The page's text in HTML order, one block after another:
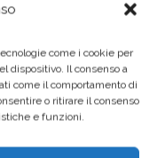
come i cookie per
dispositivo. Il consenso a
come il comportamento di
o ritirare il consenso
e funzioni.